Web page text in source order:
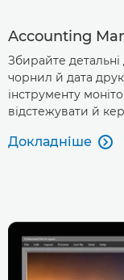
Accounting
Збирайте детальні
чорнил й дата
інструменту
відстежувати й
Докладніше 